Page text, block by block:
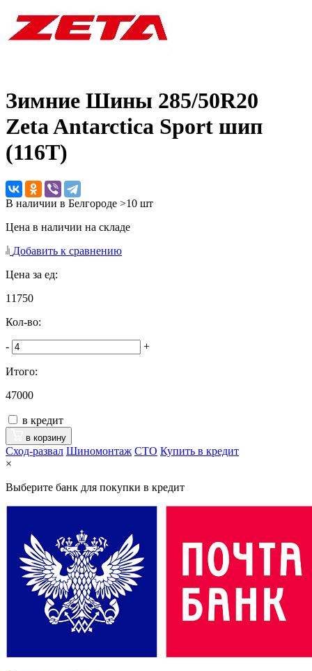
Зимние Шины 285/50R20
Zeta Antarctica Sport шип
(116T)
В наличии в Белгороде >10 шт
Цена в наличии на складе
Добавить к сравнению
Цена за ед:
11750
Кол-во:
- +
Итого:
47000
в кредит
в корзину
Сход-развал Шиномонтаж CTO Купить в кредит
×
Выберите банк для покупки в кредит